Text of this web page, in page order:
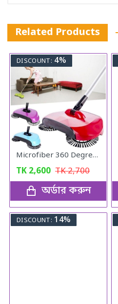
Related Products
DISCOUNT: 4%
Microfiber 360 Degree Regular Rotary/Spin Mop Floor Cleaning Mop
TK 2,600 TK2,700
অর্ডার করুন
DISCOUNT: 14%